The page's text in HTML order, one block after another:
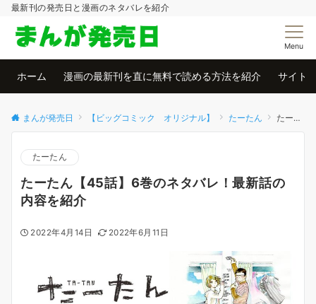
最新刊の発売日と漫画のネタバレを紹介
Menu
ホーム 漫画の最新刊を直に無料で読める方法を紹介 サイト
まんが発売日 【ビッグコミック オリジナル】 たーたん たーたん【45話】6巻のネタバレ！最新話の内容を紹介
たーたん
たーたん【45話】6巻のネタバレ！最新話の
内容を紹介
2022年4月14日 2022年6月11日